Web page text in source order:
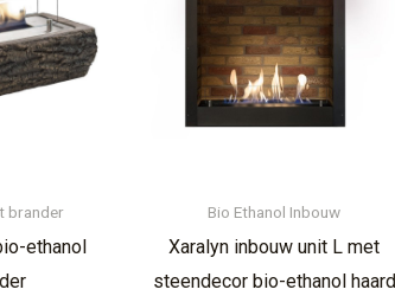
brander
ethanol
Bio Ethanol Inbouw
Xaralyn inbouw unit L met
steendecor bio-ethanol haard